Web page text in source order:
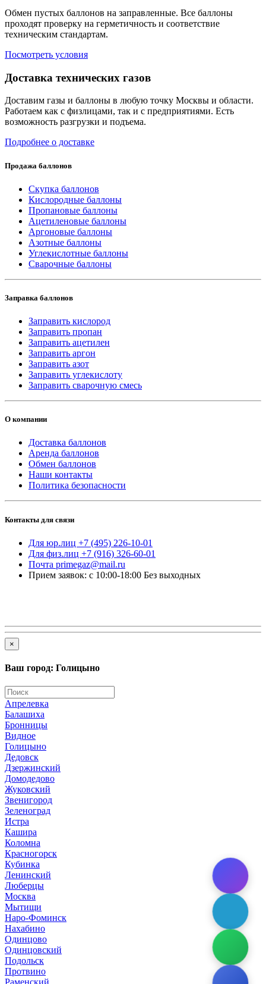
Обмен пустых баллонов на заправленные. Все баллоны
проходят проверку на герметичность и соответствие
техническим стандартам.
Посмотреть условия
Доставка технических газов
Доставим газы и баллоны в любую точку Москвы и области.
Работаем как с физлицами, так и с предприятиями. Есть
возможность разгрузки и подъема.
Подробнее о доставке
Продажа баллонов
Скупка баллонов
Кислородные баллоны
Пропановые баллоны
Ацетиленовые баллоны
Аргоновые баллоны
Азотные баллоны
Углекислотные баллоны
Сварочные баллоны
Заправка баллонов
Заправить кислород
Заправить пропан
Заправить ацетилен
Заправить аргон
Заправить азот
Заправить углекислоту
Заправить сварочную смесь
О компании
Доставка баллонов
Аренда баллонов
Обмен баллонов
Наши контакты
Политика безопасности
Контакты для связи
Для юр.лиц +7 (495) 226-10-01
Для физ.лиц +7 (916) 326-60-01
Почта primegaz@mail.ru
Прием заявок: с 10:00-18:00 Без выходных
×
Ваш город: Голицыно
Апрелевка
Балашиха
Бронницы
Видное
Голицыно
Дедовск
Дзержинский
Домодедово
Жуковский
Звенигород
Зеленоград
Истра
Кашира
Коломна
Красногорск
Кубинка
Ленинский
Люберцы
Москва
Мытищи
Наро-Фоминск
Нахабино
Одинцово
Одинцовский
Подольск
Протвино